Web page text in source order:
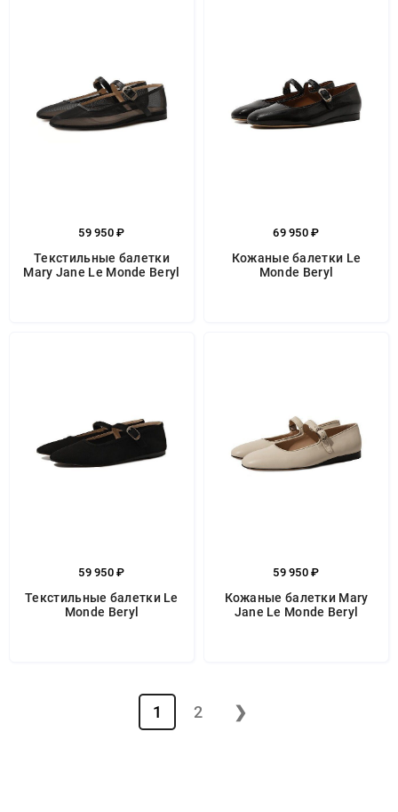
59 950 ₽
Текстильные балетки
Mary Jane Le Monde Beryl
69 950 ₽
Кожаные балетки Le
Monde Beryl
59 950 ₽
Текстильные балетки Le
Monde Beryl
59 950 ₽
Кожаные балетки Mary
Jane Le Monde Beryl
1 2 ❯